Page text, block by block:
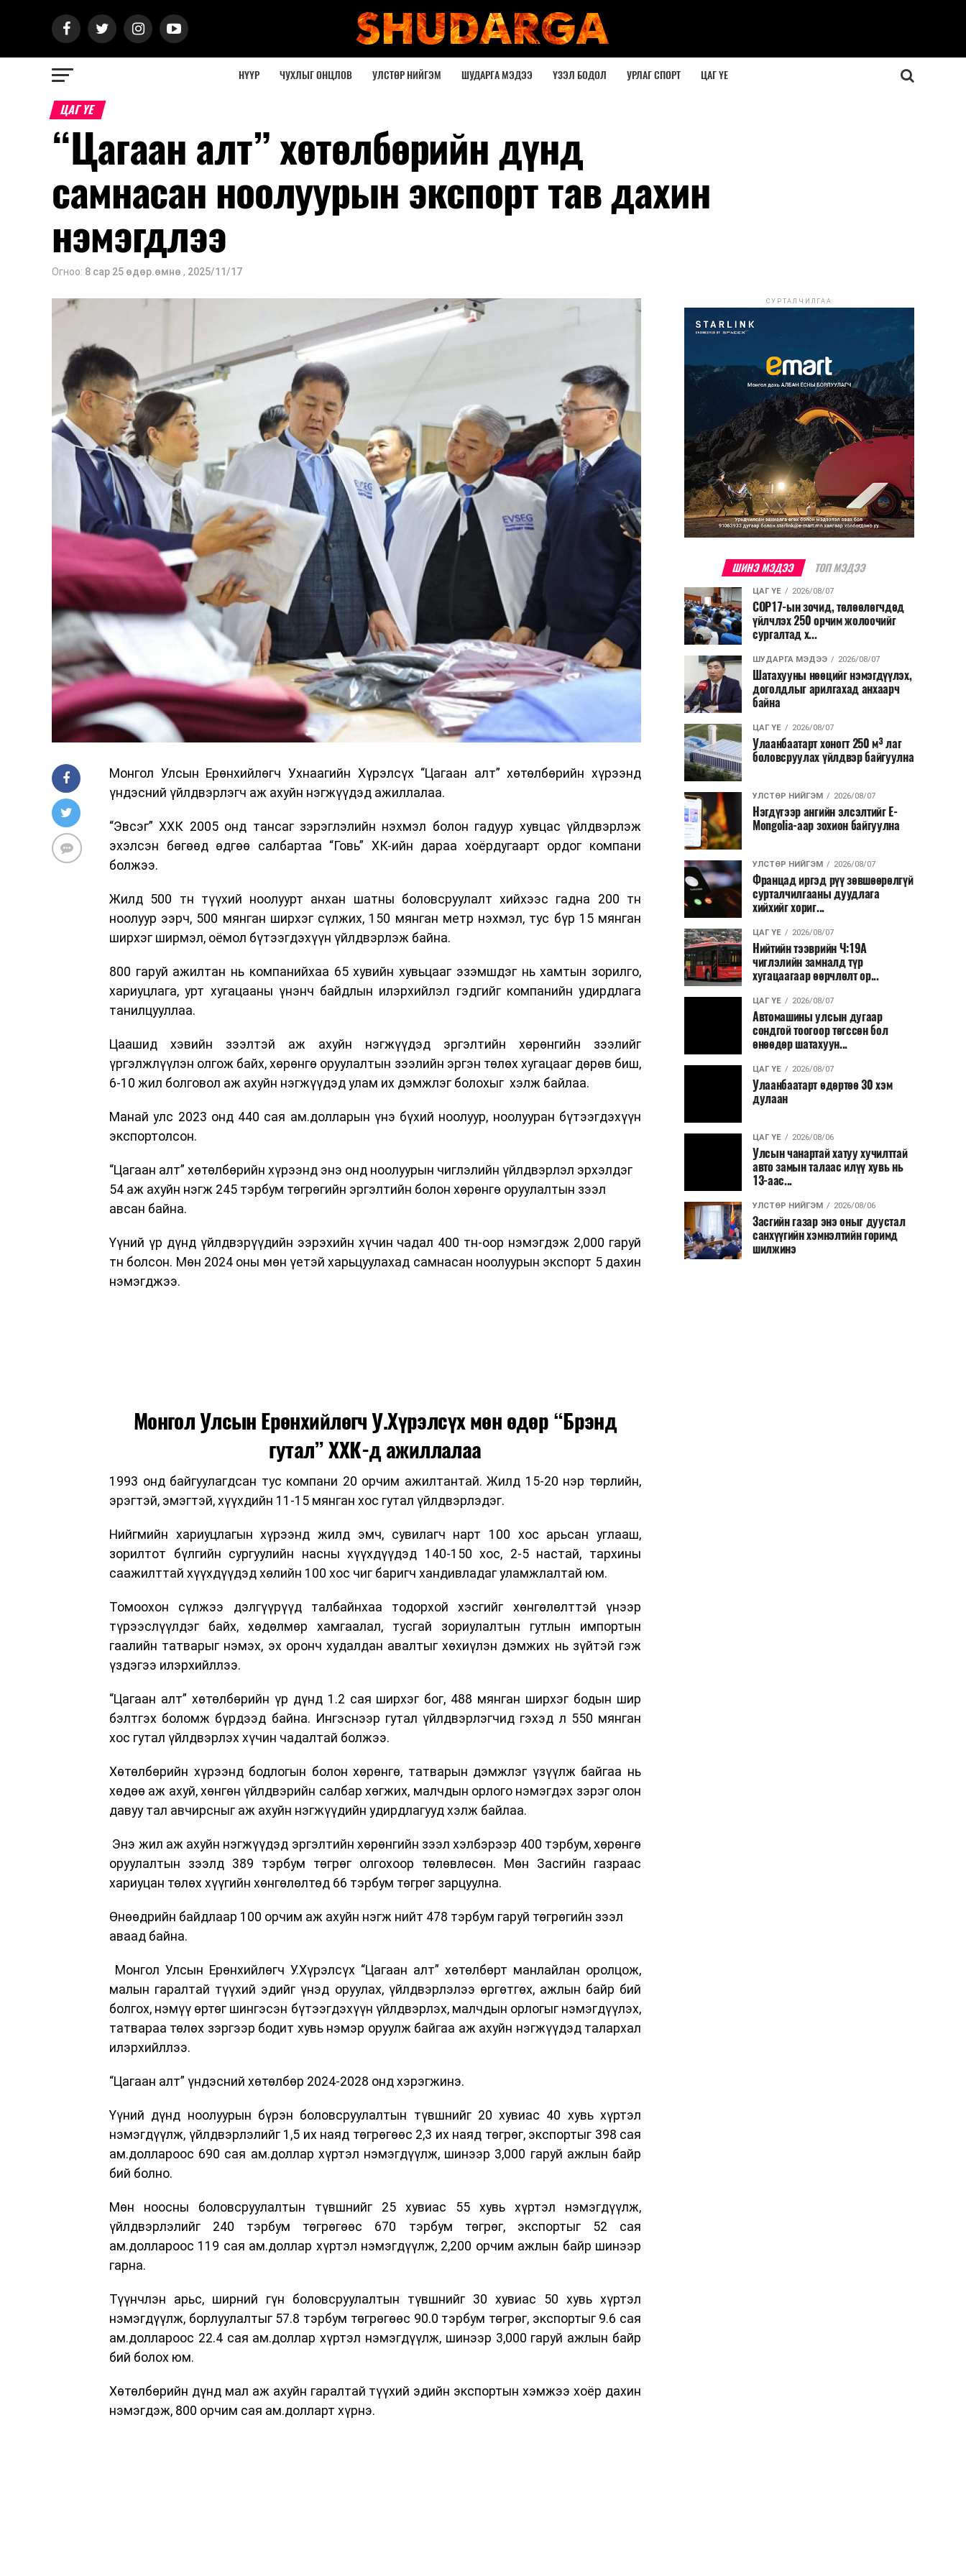
НҮҮР ЧУХЛЫГ ОНЦЛОВ УЛСТӨР НИЙГЭМ ШУДАРГА МЭДЭЭ ҮЗЭЛ БОДОЛ УРЛАГ СПОРТ ЦАГ ҮЕ
ЦАГ ҮЕ
“Цагаан алт” хөтөлбөрийн дүнд
самнасан ноолуурын экспорт тав дахин
нэмэгдлээ
Огноо: 8 сар 25 өдөр.өмнө , 2025/11/17
Монгол Улсын Ерөнхийлөгч Ухнаагийн Хүрэлсүх “Цагаан алт” хөтөлбөрийн хүрээнд
үндэсний үйлдвэрлэгч аж ахуйн нэгжүүдэд ажиллалаа.
“Эвсэг” ХХК 2005 онд тансаг зэрэглэлийн нэхмэл болон гадуур хувцас үйлдвэрлэж
эхэлсэн бөгөөд өдгөө салбартаа “Говь” ХК-ийн дараа хоёрдугаарт ордог компани
болжээ.
Жилд 500 тн түүхий ноолуурт анхан шатны боловсруулалт хийхээс гадна 200 тн
ноолуур ээрч, 500 мянган ширхэг сүлжих, 150 мянган метр нэхмэл, тус бүр 15 мянган
ширхэг ширмэл, оёмол бүтээгдэхүүн үйлдвэрлэж байна.
800 гаруй ажилтан нь компанийхаа 65 хувийн хувьцааг эзэмшдэг нь хамтын зорилго,
хариуцлага, урт хугацааны үнэнч байдлын илэрхийлэл гэдгийг компанийн удирдлага
танилцууллаа.
Цаашид хэвийн зээлтэй аж ахуйн нэгжүүдэд эргэлтийн хөрөнгийн зээлийг
үргэлжлүүлэн олгож байх, хөрөнгө оруулалтын зээлийн эргэн төлөх хугацааг дөрөв биш,
6-10 жил болговол аж ахуйн нэгжүүдэд улам их дэмжлэг болохыг хэлж байлаа.
Манай улс 2023 онд 440 сая ам.долларын үнэ бүхий ноолуур, ноолууран бүтээгдэхүүн
экспортолсон.
“Цагаан алт” хөтөлбөрийн хүрээнд энэ онд ноолуурын чиглэлийн үйлдвэрлэл эрхэлдэг
54 аж ахуйн нэгж 245 тэрбум төгрөгийн эргэлтийн болон хөрөнгө оруулалтын зээл
авсан байна.
Үүний үр дүнд үйлдвэрүүдийн ээрэхийн хүчин чадал 400 тн-оор нэмэгдэж 2,000 гаруй
тн болсон. Мөн 2024 оны мөн үетэй харьцуулахад самнасан ноолуурын экспорт 5 дахин
нэмэгджээ.
Монгол Улсын Ерөнхийлөгч У.Хүрэлсүх мөн өдөр “Брэнд
гутал” ХХК-д ажиллалаа
1993 онд байгуулагдсан тус компани 20 орчим ажилтантай. Жилд 15-20 нэр төрлийн,
эрэгтэй, эмэгтэй, хүүхдийн 11-15 мянган хос гутал үйлдвэрлэдэг.
Нийгмийн хариуцлагын хүрээнд жилд эмч, сувилагч нарт 100 хос арьсан углааш,
зорилтот бүлгийн сургуулийн насны хүүхдүүдэд 140-150 хос, 2-5 настай, тархины
саажилттай хүүхдүүдэд хөлийн 100 хос чиг баригч хандивладаг уламжлалтай юм.
Томоохон сүлжээ дэлгүүрүүд талбайнхаа тодорхой хэсгийг хөнгөлөлттэй үнээр
түрээслүүлдэг байх, хөдөлмөр хамгаалал, тусгай зориулалтын гутлын импортын
гаалийн татварыг нэмэх, эх оронч худалдан авалтыг хөхиүлэн дэмжих нь зүйтэй гэж
үздэгээ илэрхийллээ.
“Цагаан алт” хөтөлбөрийн үр дүнд 1.2 сая ширхэг бог, 488 мянган ширхэг бодын шир
бэлтгэх боломж бүрдээд байна. Ингэснээр гутал үйлдвэрлэгчид гэхэд л 550 мянган
хос гутал үйлдвэрлэх хүчин чадалтай болжээ.
Хөтөлбөрийн хүрээнд бодлогын болон хөрөнгө, татварын дэмжлэг үзүүлж байгаа нь
хөдөө аж ахуй, хөнгөн үйлдвэрийн салбар хөгжих, малчдын орлого нэмэгдэх зэрэг олон
давуу тал авчирсныг аж ахуйн нэгжүүдийн удирдлагууд хэлж байлаа.
Энэ жил аж ахуйн нэгжүүдэд эргэлтийн хөрөнгийн зээл хэлбэрээр 400 тэрбум, хөрөнгө
оруулалтын зээлд 389 тэрбум төгрөг олгохоор төлөвлөсөн. Мөн Засгийн газраас
хариуцан төлөх хүүгийн хөнгөлөлтөд 66 тэрбум төгрөг зарцуулна.
Өнөөдрийн байдлаар 100 орчим аж ахуйн нэгж нийт 478 тэрбум гаруй төгрөгийн зээл
аваад байна.
Монгол Улсын Ерөнхийлөгч У.Хүрэлсүх “Цагаан алт” хөтөлбөрт манлайлан оролцож,
малын гаралтай түүхий эдийг үнэд оруулах, үйлдвэрлэлээ өргөтгөх, ажлын байр бий
болгох, нэмүү өртөг шингэсэн бүтээгдэхүүн үйлдвэрлэх, малчдын орлогыг нэмэгдүүлэх,
татвараа төлөх зэргээр бодит хувь нэмэр оруулж байгаа аж ахуйн нэгжүүдэд талархал
илэрхийллээ.
“Цагаан алт” үндэсний хөтөлбөр 2024-2028 онд хэрэгжинэ.
Үүний дүнд ноолуурын бүрэн боловсруулалтын түвшнийг 20 хувиас 40 хувь хүртэл
нэмэгдүүлж, үйлдвэрлэлийг 1,5 их наяд төгрөгөөс 2,3 их наяд төгрөг, экспортыг 398 сая
ам.доллароос 690 сая ам.доллар хүртэл нэмэгдүүлж, шинээр 3,000 гаруй ажлын байр
бий болно.
Мөн ноосны боловсруулалтын түвшнийг 25 хувиас 55 хувь хүртэл нэмэгдүүлж,
үйлдвэрлэлийг 240 тэрбум төгрөгөөс 670 тэрбум төгрөг, экспортыг 52 сая
ам.доллароос 119 сая ам.доллар хүртэл нэмэгдүүлж, 2,200 орчим ажлын байр шинээр
гарна.
Түүнчлэн арьс, ширний гүн боловсруулалтын түвшнийг 30 хувиас 50 хувь хүртэл
нэмэгдүүлж, борлуулалтыг 57.8 тэрбум төгрөгөөс 90.0 тэрбум төгрөг, экспортыг 9.6 сая
ам.доллароос 22.4 сая ам.доллар хүртэл нэмэгдүүлж, шинээр 3,000 гаруй ажлын байр
бий болох юм.
Хөтөлбөрийн дүнд мал аж ахуйн гаралтай түүхий эдийн экспортын хэмжээ хоёр дахин
нэмэгдэж, 800 орчим сая ам.долларт хүрнэ.
СУРТАЛЧИЛГАА
ШИНЭ МЭДЭЭ ТОП МЭДЭЭ
ЦАГ ҮЕ 2026/08/07
COP17-ын зочид, төлөөлөгчдөд
үйлчлэх 250 орчим жолоочийг
сургалтад х...
ШУДАРГА МЭДЭЭ 2026/08/07
Шатахууны нөөцийг нэмэгдүүлэх,
доголдлыг арилгахад анхаарч
байна
ЦАГ ҮЕ 2026/08/07
Улаанбаатарт хоногт 250 м³ лаг
боловсруулах үйлдвэр байгуулна
УЛСТӨР НИЙГЭМ 2026/08/07
Нэгдүгээр ангийн элсэлтийг E-
Mongolia-аар зохион байгуулна
УЛСТӨР НИЙГЭМ 2026/08/07
Францад иргэд рүү зөвшөөрөлгүй
сурталчилгааны дуудлага
хийхийг хориг...
ЦАГ ҮЕ 2026/08/07
Нийтийн тээврийн Ч:19А
чиглэлийн замналд түр
хугацаагаар өөрчлөлт ор...
ЦАГ ҮЕ 2026/08/07
Автомашины улсын дугаар
сондгой тоогоор төгссөн бол
өнөөдөр шатахуун...
ЦАГ ҮЕ 2026/08/07
Улаанбаатарт өдөртөө 30 хэм
дулаан
ЦАГ ҮЕ 2026/08/06
Улсын чанартай хатуу хучилттай
авто замын талаас илүү хувь нь
13-аас...
УЛСТӨР НИЙГЭМ 2026/08/06
Засгийн газар энэ оныг дуустал
санхүүгийн хэмнэлтийн горимд
шилжинэ